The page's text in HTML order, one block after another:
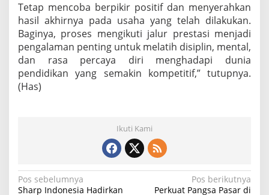
Tetap mencoba berpikir positif dan menyerahkan
hasil akhirnya pada usaha yang telah dilakukan.
Baginya, proses mengikuti jalur prestasi menjadi
pengalaman penting untuk melatih disiplin, mental,
dan rasa percaya diri menghadapi dunia
pendidikan yang semakin kompetitif,” tutupnya.
(Has)
Ikuti Kami
N
Pos sebelumnya
Sharp Indonesia Hadirkan
Pos berikutnya
Perkuat Pangsa Pasar di